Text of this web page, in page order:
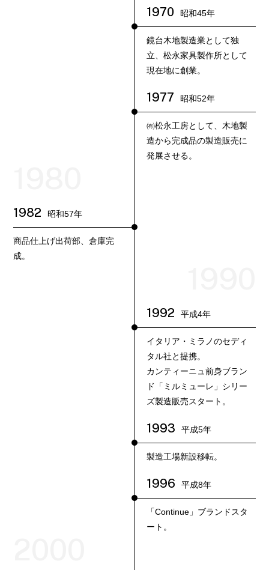
1970 昭和45年
鏡台木地製造業として独
立、松永家具製作所として
現在地に創業。
1977 昭和52年
㈲松永工房として、木地製
造から完成品の製造販売に
発展させる。
1982 昭和57年
商品仕上げ出荷部、倉庫完
成。
1992 平成4年
イタリア・ミラノのセディ
タル社と提携。
カンティーニュ前身ブラン
ド「ミルミューレ」シリー
ズ製造販売スタート。
1993 平成5年
製造工場新設移転。
1996 平成8年
「Continue」ブランドスタ
ート。